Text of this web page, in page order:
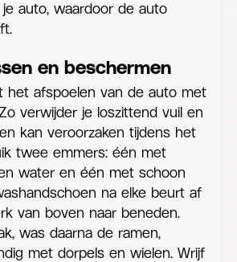
je auto, waardoor de auto
en beschermen
het afspoelen van de auto met
verwijder je loszittend vuil en
kan veroorzaken tijdens het
twee emmers: één met
water en één met schoon
na elke beurt af
van boven naar beneden.
was daarna de ramen,
met dorpels en wielen. Wrijf